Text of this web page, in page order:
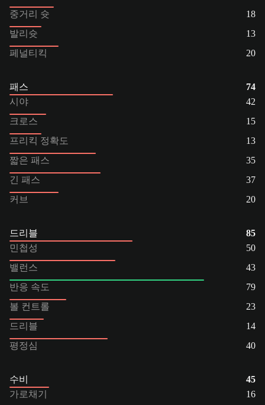
중거리 슛
18
발리슛
13
페널티킥
20
패스
74
시야
42
크로스
15
프리킥 정확도
13
짧은 패스
35
긴 패스
37
커브
20
드리블
85
민첩성
50
밸런스
43
반응 속도
79
볼 컨트롤
23
드리블
14
평정심
40
수비
45
가로채기
16